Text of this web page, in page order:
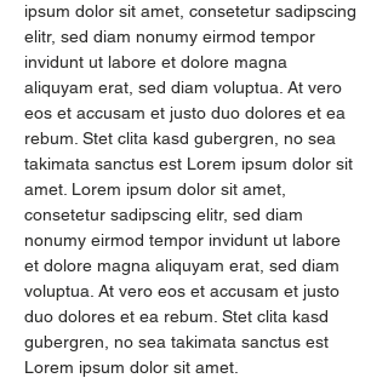
ipsum dolor sit amet, consetetur sadipscing
elitr, sed diam nonumy eirmod tempor
invidunt ut labore et dolore magna
aliquyam erat, sed diam voluptua. At vero
eos et accusam et justo duo dolores et ea
rebum. Stet clita kasd gubergren, no sea
takimata sanctus est Lorem ipsum dolor sit
amet. Lorem ipsum dolor sit amet,
consetetur sadipscing elitr, sed diam
nonumy eirmod tempor invidunt ut labore
et dolore magna aliquyam erat, sed diam
voluptua. At vero eos et accusam et justo
duo dolores et ea rebum. Stet clita kasd
gubergren, no sea takimata sanctus est
Lorem ipsum dolor sit amet.